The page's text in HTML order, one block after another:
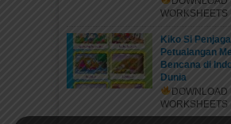
WORKSHEETS
Kiko Si
Petualangan
Bencana di
Dunia
DOWNLOAD
WORKSHEETS